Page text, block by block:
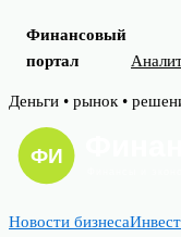
Финансовый
портал
Skip
content
Деньги • рынок •
Новости бизнеса